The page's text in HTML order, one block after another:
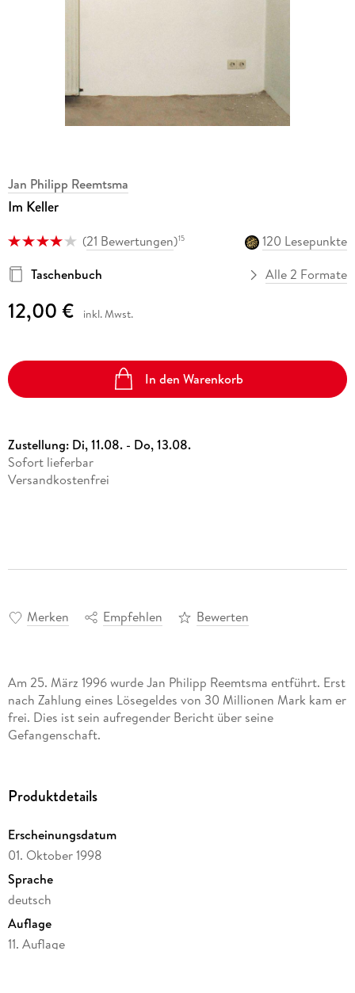
Jan Philipp Reemtsma
Im Keller
(21 Bewertungen)15
120 Lesepunkte
Taschenbuch
Alle 2 Formate
12,00 € inkl. Mwst.
In den Warenkorb
Zustellung: Di, 11.08. - Do, 13.08.
Sofort lieferbar
Versandkostenfrei
Merken Empfehlen Bewerten
Am 25. März 1996 wurde Jan Philipp Reemtsma entführt. Erst
nach Zahlung eines Lösegeldes von 30 Millionen Mark kam er
frei. Dies ist sein aufregender Bericht über seine
Gefangenschaft.
Produktdetails
Erscheinungsdatum
01. Oktober 1998
Sprache
deutsch
Auflage
11. Auflage